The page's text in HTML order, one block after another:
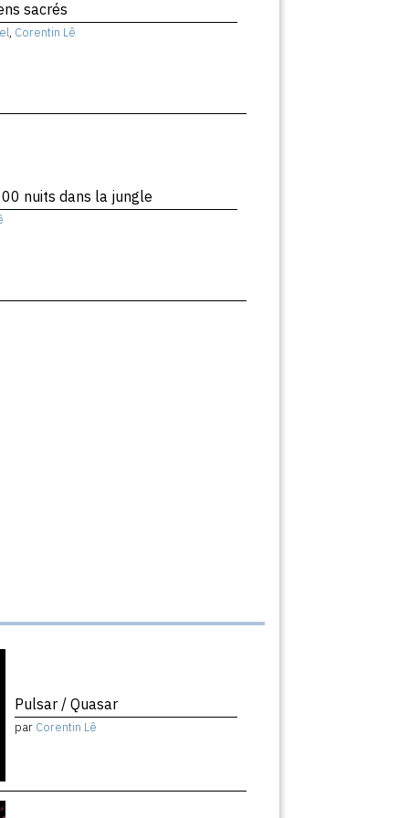
sacrés
, Corentin Lê
nuits dans la jungle
Pulsar / Quasar
par Corentin Lê